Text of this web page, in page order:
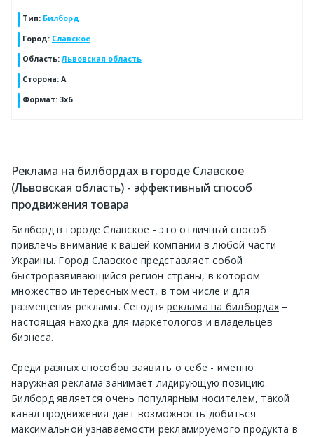
Тип: Билборд
Город: Славское
Область:Львовская область
Сторона: A
Формат: 3x6
Реклама на билбордах в городе Славское
(Львовская область) - эффективный способ
продвижения товара
Билборд в городе Славское - это отличный способ
привлечь внимание к вашей компании в любой части
Украины. Город Славское представляет собой
быстроразвивающийся регион страны, в котором
множество интересных мест, в том числе и для
размещения рекламы. Сегодня реклама на билбордах –
настоящая находка для маркетологов и владельцев
бизнеса.
Среди разных способов заявить о себе - именно
наружная реклама занимает лидирующую позицию.
Билборд является очень популярным носителем, такой
канал продвижения дает возможность добиться
максимальной узнаваемости рекламируемого продукта в